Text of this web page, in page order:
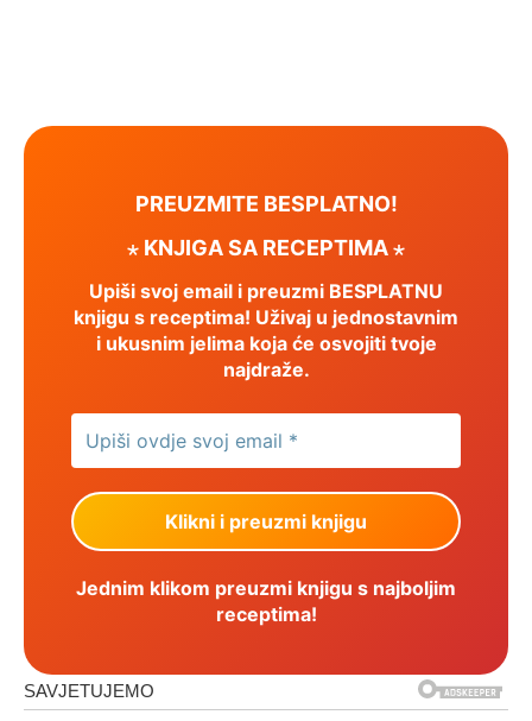
PREUZMITE BESPLATNO!
⋆ KNJIGA SA RECEPTIMA ⋆
Upiši svoj email i preuzmi BESPLATNU
knjigu s receptima! Uživaj u jednostavnim
i ukusnim jelima koja će osvojiti tvoje
najdraže.
Jednim klikom preuzmi knjigu s najboljim
receptima!